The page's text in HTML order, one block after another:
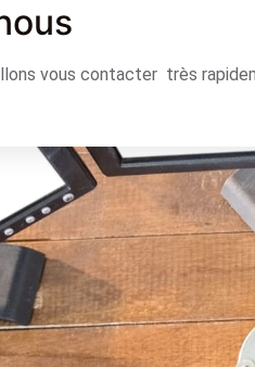
vous contacter très